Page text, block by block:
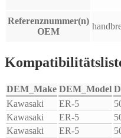
Referenznummer(n)
OEM
DEM_Make DEM_Model
Kawasaki
ER-5
Kawasaki
ER-5
Kawasaki
ER-5